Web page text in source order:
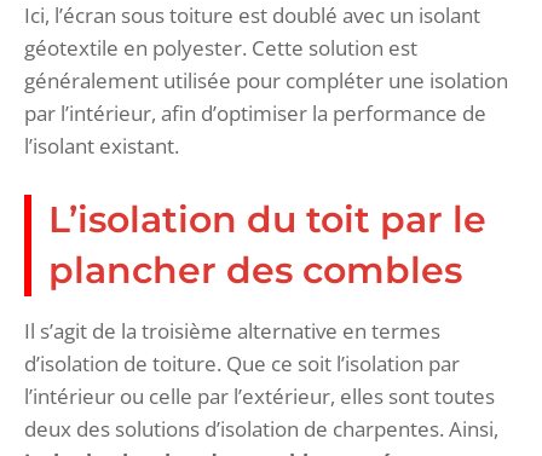
Ici, l’écran sous toiture est doublé avec un isolant
géotextile en polyester. Cette solution est
généralement utilisée pour compléter une isolation
par l’intérieur, afin d’optimiser la performance de
l’isolant existant.
L’isolation du toit par le
plancher des combles
Il s’agit de la troisième alternative en termes
d’isolation de toiture. Que ce soit l’isolation par
l’intérieur ou celle par l’extérieur, elles sont toutes
deux des solutions d’isolation de charpentes. Ainsi,